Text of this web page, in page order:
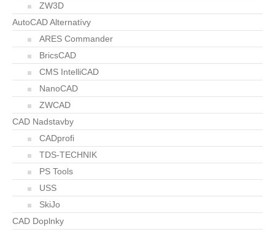
ZW3D
AutoCAD Alternatívy
ARES Commander
BricsCAD
CMS IntelliCAD
NanoCAD
ZWCAD
CAD Nadstavby
CADprofi
TDS-TECHNIK
PS Tools
USS
SkiJo
CAD Doplnky